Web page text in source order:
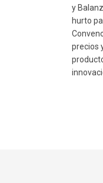
y
hurto
precios